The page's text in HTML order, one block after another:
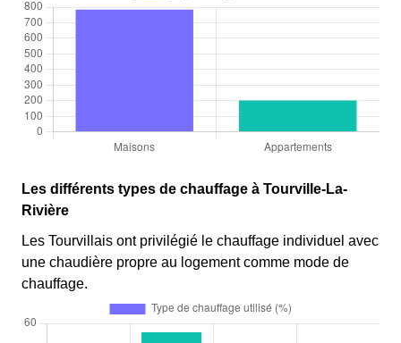
Les différents types de chauffage à Tourville-La-
Rivière
Les Tourvillais ont privilégié le chauffage individuel avec
une chaudière propre au logement comme mode de
chauffage.